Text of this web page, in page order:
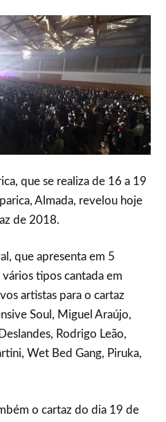
que se realiza de 16 a 19
Almada, revelou hoje
de 2018.
que apresenta em 5
tipos cantada em
artistas para o cartaz
Soul, Miguel Araújo,
Rodrigo Leão,
Wet Bed Gang, Piruka,
o cartaz do dia 19 de